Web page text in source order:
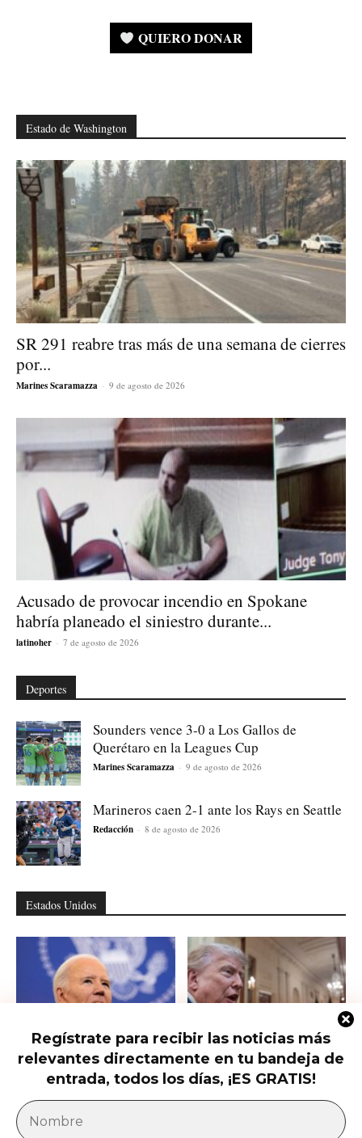
Regístrate para recibir las noticias más
relevantes directamente en tu bandeja de
entrada, todos los días, ¡ES GRATIS!
QUIERO DONAR
Estado de Washington
SR 291 reabre tras más de una semana de cierres
por...
Marines Scaramazza - 9 de agosto de 2026
Acusado de provocar incendio en Spokane
habría planeado el siniestro durante...
latinoher - 7 de agosto de 2026
Deportes
Sounders vence 3-0 a Los Gallos de
Querétaro en la Leagues Cup
Marines Scaramazza - 9 de agosto de 2026
Marineros caen 2-1 ante los Rays en Seattle
Redacción - 8 de agosto de 2026
Estados Unidos
Hunter Biden habla del cáncer de
su padre que avanzó hasta...
Qué saber del nuevo intento de
Trump de limitar la ciudadanía...
América Latina